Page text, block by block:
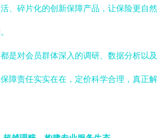
、碎片化的创新保障产品，让保险更自然
是对会员群体深入的调研、数据分析以及
障责任实实在在，定价科学合理，真正解